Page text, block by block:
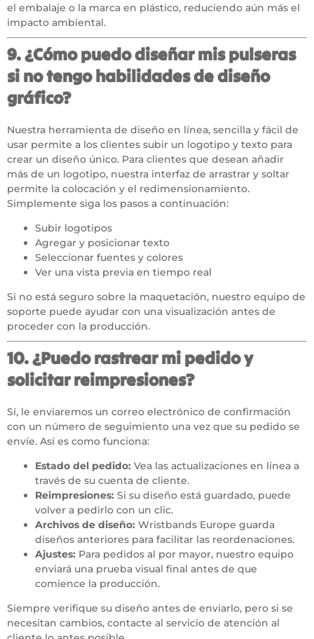
el embalaje o la marca en plástico, reduciendo aún más el
impacto ambiental.
9. ¿Cómo puedo diseñar mis pulseras
si no tengo habilidades de diseño
gráfico?
Nuestra herramienta de diseño en línea, sencilla y fácil de
usar permite a los clientes subir un logotipo y texto para
crear un diseño único. Para clientes que desean añadir
más de un logotipo, nuestra interfaz de arrastrar y soltar
permite la colocación y el redimensionamiento.
Simplemente siga los pasos a continuación:
Subir logotipos
Agregar y posicionar texto
Seleccionar fuentes y colores
Ver una vista previa en tiempo real
Si no está seguro sobre la maquetación, nuestro equipo de
soporte puede ayudar con una visualización antes de
proceder con la producción.
10. ¿Puedo rastrear mi pedido y
solicitar reimpresiones?
Sí, le enviaremos un correo electrónico de confirmación
con un número de seguimiento una vez que su pedido se
envíe. Así es como funciona:
Estado del pedido: Vea las actualizaciones en línea a
través de su cuenta de cliente.
Reimpresiones: Si su diseño está guardado, puede
volver a pedirlo con un clic.
Archivos de diseño: Wristbands Europe guarda
diseños anteriores para facilitar las reordenaciones.
Ajustes: Para pedidos al por mayor, nuestro equipo
enviará una prueba visual final antes de que
comience la producción.
Siempre verifique su diseño antes de enviarlo, pero si se
necesitan cambios, contacte al servicio de atención al